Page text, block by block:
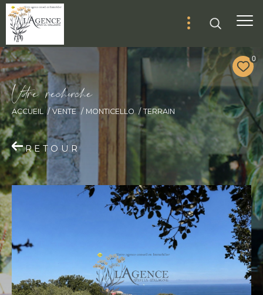
0
Vore recece
ACCUEIL VENTE MONTICELLO TERRAIN
RETOUR